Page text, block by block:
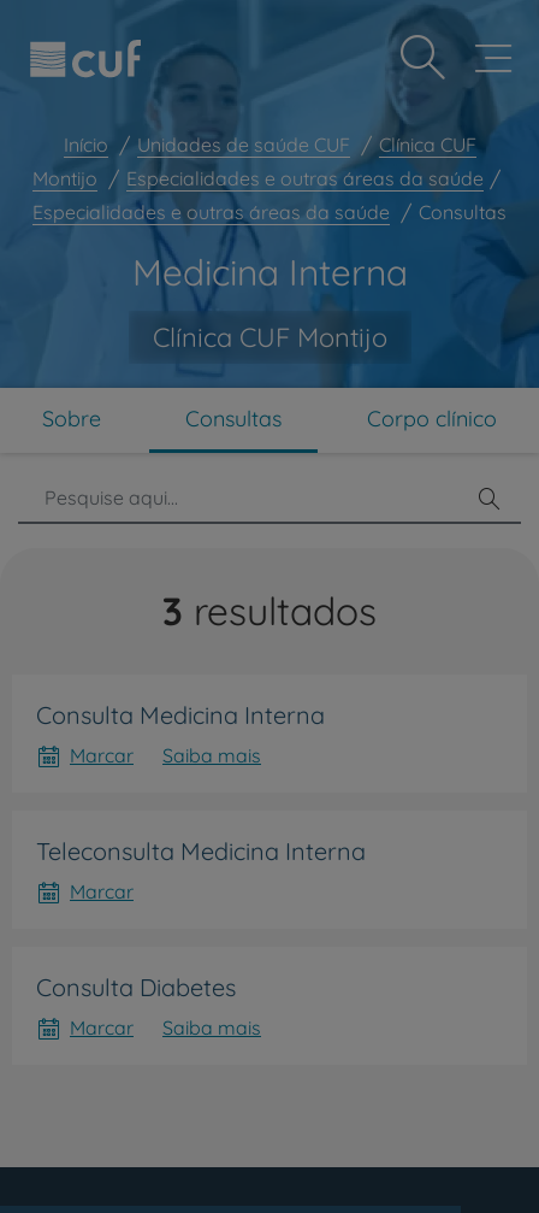
este
inclui
acessibilidade.
para
conteúdo
Prevenção e bem-estar
Grandes Áreas da Saúde
Plano +CUF
My CUF
Clientes e acompanhantes
CUF Academic Center
Para profissionais
Contacte-nos
Início Unidades de saúde CUF
Clínica CUF
Montijo
Especialidades e outras áreas da saúde
Especialidades e outras áreas da saúde
Consultas
Medicina Interna
Clínica CUF Montijo
Sobre Consultas Corpo clínico
3 resultados
Consulta Medicina Interna
Marcar Saiba mais
Teleconsulta Medicina Interna
Marcar
Consulta Diabetes
Marcar Saiba mais